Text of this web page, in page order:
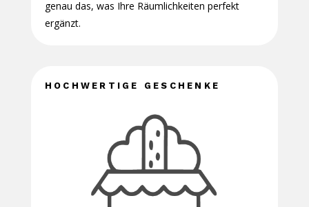
genau das, was Ihre Räumlichkeiten perfekt
ergänzt.
HOCHWERTIGE GESCHENKE